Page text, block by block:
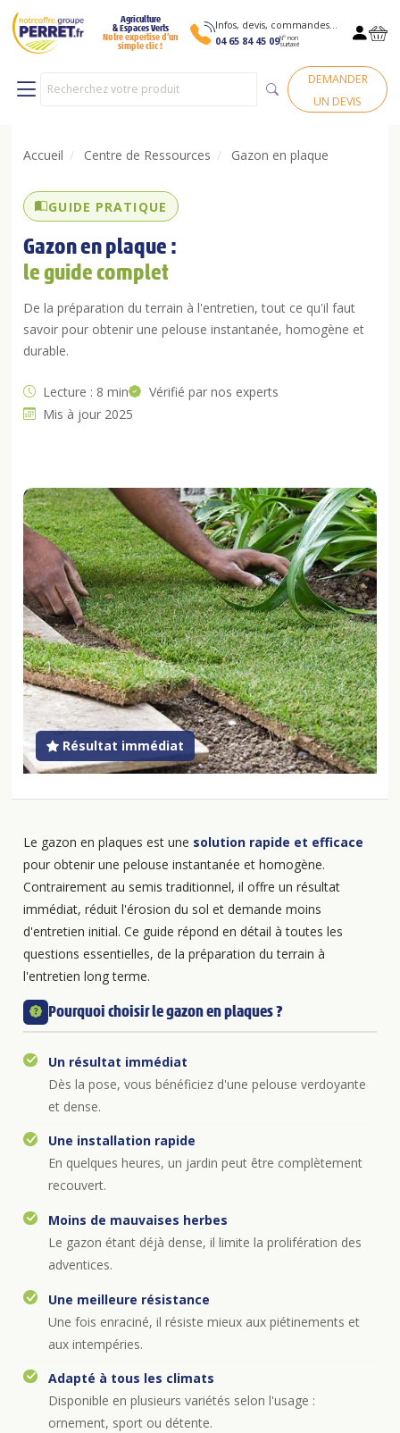
Agriculture
& Espaces Verts
Notre expertise d’un
simple clic !
Infos, devis, commandes…
04 65 84 45 09N° non
surtaxé
DEMANDER
UN DEVIS
Accueil / Centre de Ressources / Gazon en plaque
GUIDE PRATIQUE
Gazon en plaque :
le guide complet
De la préparation du terrain à l'entretien, tout ce qu'il faut
savoir pour obtenir une pelouse instantanée, homogène et
durable.
Lecture : 8 min
Vérifié par nos experts
Mis à jour 2025
Résultat immédiat
Le gazon en plaques est une solution rapide et efficace
pour obtenir une pelouse instantanée et homogène.
Contrairement au semis traditionnel, il offre un résultat
immédiat, réduit l'érosion du sol et demande moins
d'entretien initial. Ce guide répond en détail à toutes les
questions essentielles, de la préparation du terrain à
l'entretien long terme.
Pourquoi choisir le gazon en plaques ?
Un résultat immédiat
Dès la pose, vous bénéficiez d'une pelouse verdoyante
et dense.
Une installation rapide
En quelques heures, un jardin peut être complètement
recouvert.
Moins de mauvaises herbes
Le gazon étant déjà dense, il limite la prolifération des
adventices.
Une meilleure résistance
Une fois enraciné, il résiste mieux aux piétinements et
aux intempéries.
Adapté à tous les climats
Disponible en plusieurs variétés selon l'usage :
ornement, sport ou détente.